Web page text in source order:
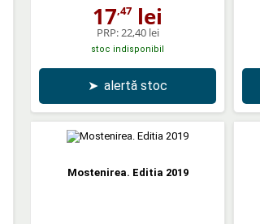
17,47 lei
PRP: 22,40 lei
stoc indisponibil
➤ alertă stoc
Mostenirea. Editia 2019